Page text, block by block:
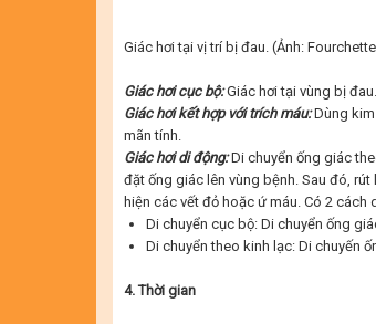
Giác hơi tại vị trí bị đau. (Ảnh:
Giác hơi cục bộ:Giác hơi tại vùng bị
Giác hơi kết hợp với trích máu:Dùng kim
mãn tính.
Giác hơi diđộng:Di chuyển ống giác
đặt ống giác lên vùng bệnh. Sau đó,
hiện các vết đỏ hoặc ứ máu. Có 2 cách
Di chuyển cục bộ: Di chuyển ống
Di chuyển theo kinh lạc: Di chuyến
4. Thời gian